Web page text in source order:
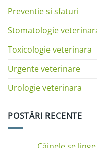
Preventie si sfaturi
Stomatologie
Toxicologie veterinara
Urgente veterinare
Urologie veterinara
POSTĂRI RECENTE